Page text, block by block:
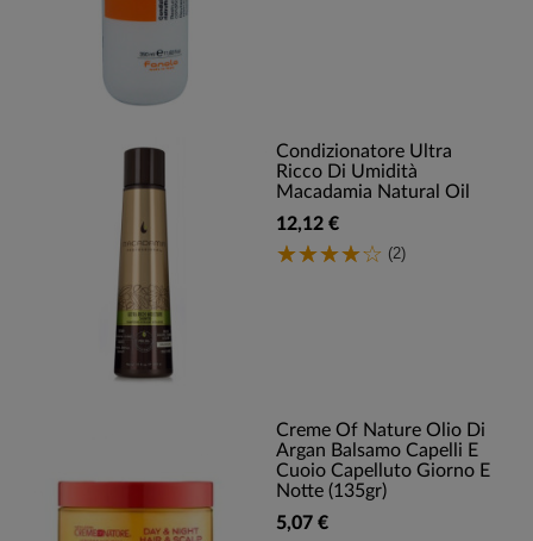
Condizionatore Ultra
Ricco Di Umidità
Macadamia Natural Oil
12,12 €
(2)
Creme Of Nature Olio Di
Argan Balsamo Capelli E
Cuoio Capelluto Giorno E
Notte (135gr)
5,07 €